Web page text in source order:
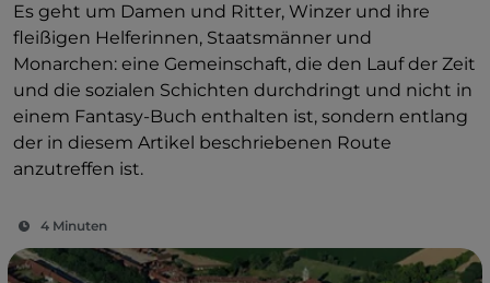
Es geht um Damen und Ritter, Winzer und ihre
fleißigen Helferinnen, Staatsmänner und
Monarchen: eine Gemeinschaft, die den Lauf der Zeit
und die sozialen Schichten durchdringt und nicht in
einem Fantasy-Buch enthalten ist, sondern entlang
der in diesem Artikel beschriebenen Route
anzutreffen ist.
4 Minuten